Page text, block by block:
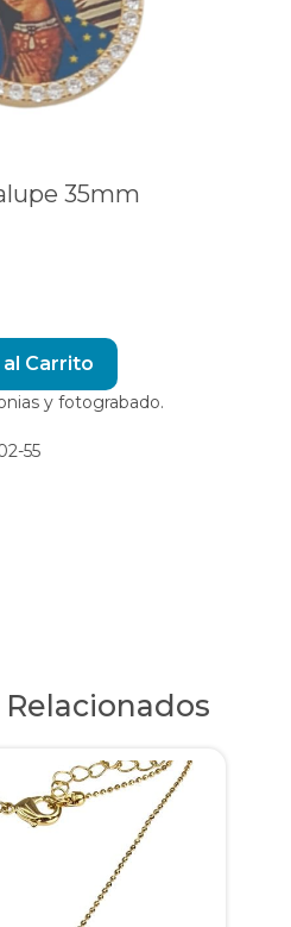
35mm
Carrito
y fotograbado.
55